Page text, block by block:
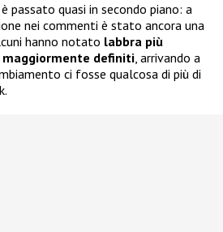
passato quasi in secondo piano: a
nei commenti è stato ancora una
hanno notato labbra più
definiti, arrivando a
ci fosse qualcosa di più di